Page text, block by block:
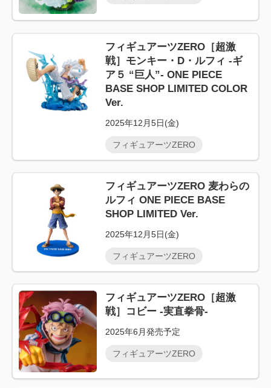
フィギュアーツZERO［超激
戦］モンキー・D・ルフィ -ギ
ア５ “巨人”- ONE PIECE
BASE SHOP LIMITED COLOR
Ver.
2025年12月5日(金)
フィギュアーツZERO
フィギュアーツZERO 麦わらの
ルフィ ONE PIECE BASE
SHOP LIMITED Ver.
2025年12月5日(金)
フィギュアーツZERO
フィギュアーツZERO［超激
戦］コビー -実直拳骨-
2025年6月発売予定
フィギュアーツZERO